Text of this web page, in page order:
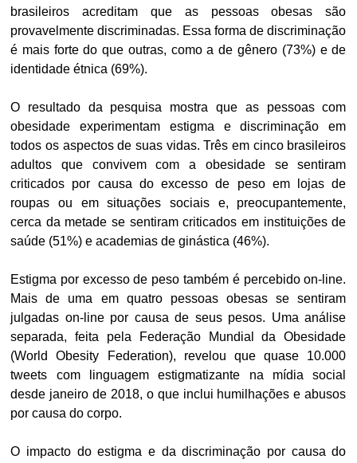
brasileiros acreditam que as pessoas obesas são
provavelmente discriminadas. Essa forma de discriminação
é mais forte do que outras, como a de gênero (73%) e de
identidade étnica (69%).
O resultado da pesquisa mostra que as pessoas com
obesidade experimentam estigma e discriminação em
todos os aspectos de suas vidas. Três em cinco brasileiros
adultos que convivem com a obesidade se sentiram
criticados por causa do excesso de peso em lojas de
roupas ou em situações sociais e, preocupantemente,
cerca da metade se sentiram criticados em instituições de
saúde (51%) e academias de ginástica (46%).
Estigma por excesso de peso também é percebido on-line.
Mais de uma em quatro pessoas obesas se sentiram
julgadas on-line por causa de seus pesos. Uma análise
separada, feita pela Federação Mundial da Obesidade
(World Obesity Federation), revelou que quase 10.000
tweets com linguagem estigmatizante na mídia social
desde janeiro de 2018, o que inclui humilhações e abusos
por causa do corpo.
O impacto do estigma e da discriminação por causa do